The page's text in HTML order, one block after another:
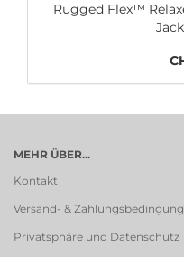
Rugged Flex™
MEHR ÜBER...
Kontakt
Versand- &
Privatsphäre und Datenschutz